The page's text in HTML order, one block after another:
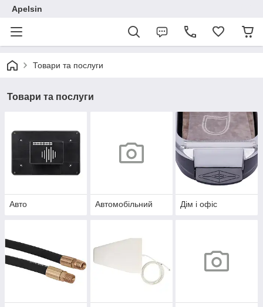
Apelsin
Товари та послуги
Товари та послуги
Авто Автомобільний Дім і офіс